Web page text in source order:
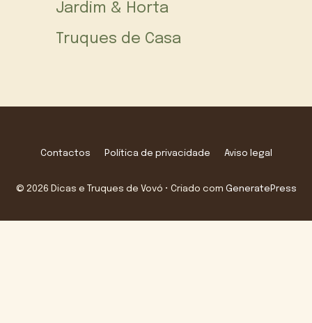
Jardim & Horta
Truques de Casa
Contactos Política de privacidade Aviso legal
© 2026 Dicas e Truques de Vovó • Criado com GeneratePress